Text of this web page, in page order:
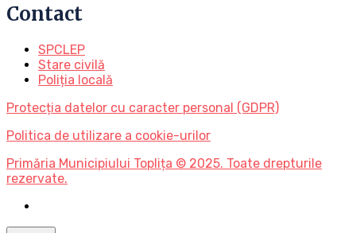
Contact
SPCLEP
Stare civilă
Poliția locală
Protecția datelor cu caracter personal (GDPR)
Politica de utilizare a cookie-urilor
Primăria Municipiului Toplița © 2025. Toate drepturile
rezervate.